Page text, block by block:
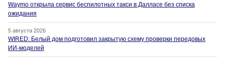
Waymo открыла сервис беспилотных такси в Далласе без списка
ожидания
5 августа 2026
WIRED: Белый дом подготовил закрытую схему проверки передовых
ИИ-моделей